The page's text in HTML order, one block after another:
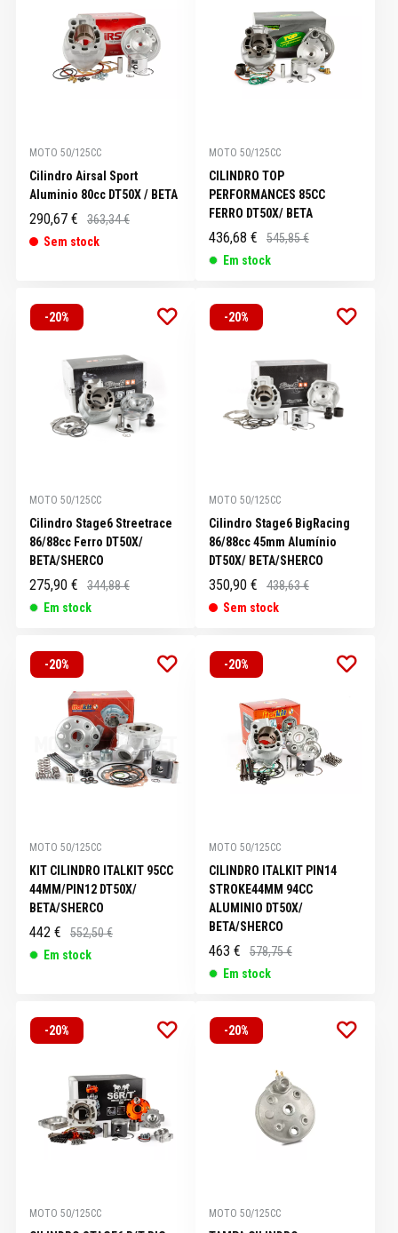
MOTO 50/125CC
Cilindro Airsal Sport
Aluminio 80cc DT50X / BETA
290,67 €
363,34 €
Sem stock
MOTO 50/125CC
CILINDRO TOP
PERFORMANCES 85CC
FERRO DT50X/ BETA
436,68 €
545,85 €
Em stock
-20%
MOTO 50/125CC
Cilindro Stage6 Streetrace
86/88cc Ferro DT50X/
BETA/SHERCO
275,90 €
344,88 €
Em stock
-20%
MOTO 50/125CC
Cilindro Stage6 BigRacing
86/88cc 45mm Alumínio
DT50X/ BETA/SHERCO
350,90 €
438,63 €
Sem stock
-20%
MOTO 50/125CC
KIT CILINDRO ITALKIT 95CC
44MM/PIN12 DT50X/
BETA/SHERCO
442 €
552,50 €
Em stock
-20%
MOTO 50/125CC
CILINDRO ITALKIT PIN14
STROKE44MM 94CC
ALUMINIO DT50X/
BETA/SHERCO
463 €
578,75 €
Em stock
-20%
MOTO 50/125CC
-20%
MOTO 50/125CC